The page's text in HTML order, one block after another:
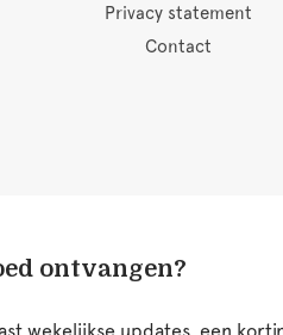
Privacy statement
Contact
ontvangen?